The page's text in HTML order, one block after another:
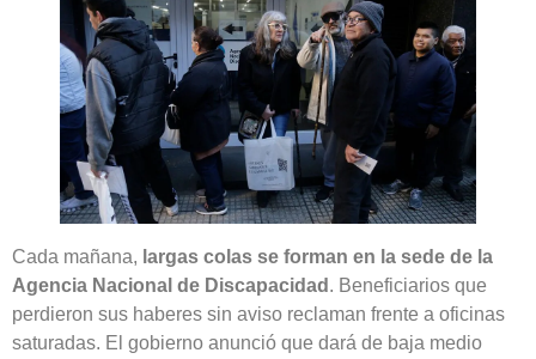
Cada mañana, largas colas se forman en la sede de la
Agencia Nacional de Discapacidad . Beneficiarios que
perdieron sus haberes sin aviso reclaman frente a oficinas
saturadas. El gobierno anunció que dará de baja medio